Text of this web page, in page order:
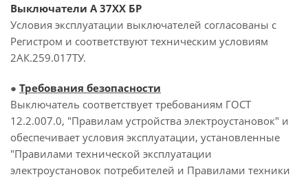
Выключатели А 37ХХ БР
Условия эксплуатации выключателей согласованы с
Регистром и соответствуют техническим условиям
2АК.259.017ТУ.
● Требования безопасности
Выключатель соответствует требованиям ГОСТ
12.2.007.0, "Правилам устройства электроустановок" и
обеспечивает условия эксплуатации, установленные
"Правилами технической эксплуатации
электроустановок потребителей и Правилами техники